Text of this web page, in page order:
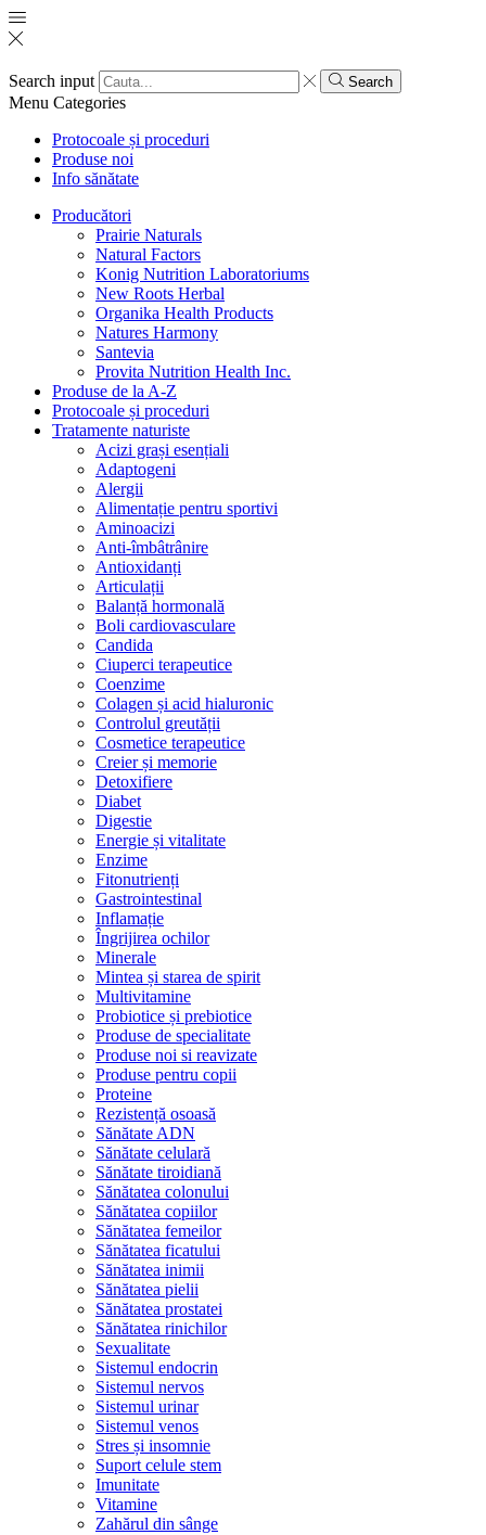
Search input Search
Menu Categories
Protocoale și proceduri
Produse noi
Info sănătate
Producători
Prairie Naturals
Natural Factors
Konig Nutrition Laboratoriums
New Roots Herbal
Organika Health Products
Natures Harmony
Santevia
Provita Nutrition Health Inc.
Produse de la A-Z
Protocoale și proceduri
Tratamente naturiste
Acizi grași esențiali
Adaptogeni
Alergii
Alimentație pentru sportivi
Aminoacizi
Anti-îmbâtrânire
Antioxidanți
Articulații
Balanță hormonală
Boli cardiovasculare
Candida
Ciuperci terapeutice
Coenzime
Colagen și acid hialuronic
Controlul greutății
Cosmetice terapeutice
Creier și memorie
Detoxifiere
Diabet
Digestie
Energie și vitalitate
Enzime
Fitonutrienți
Gastrointestinal
Inflamație
Îngrijirea ochilor
Minerale
Mintea și starea de spirit
Multivitamine
Probiotice și prebiotice
Produse de specialitate
Produse noi si reavizate
Produse pentru copii
Proteine
Rezistență osoasă
Sănătate ADN
Sănătate celulară
Sănătate tiroidiană
Sănătatea colonului
Sănătatea copiilor
Sănătatea femeilor
Sănătatea ficatului
Sănătatea inimii
Sănătatea pielii
Sănătatea prostatei
Sănătatea rinichilor
Sexualitate
Sistemul endocrin
Sistemul nervos
Sistemul urinar
Sistemul venos
Stres și insomnie
Suport celule stem
Imunitate
Vitamine
Zahărul din sânge